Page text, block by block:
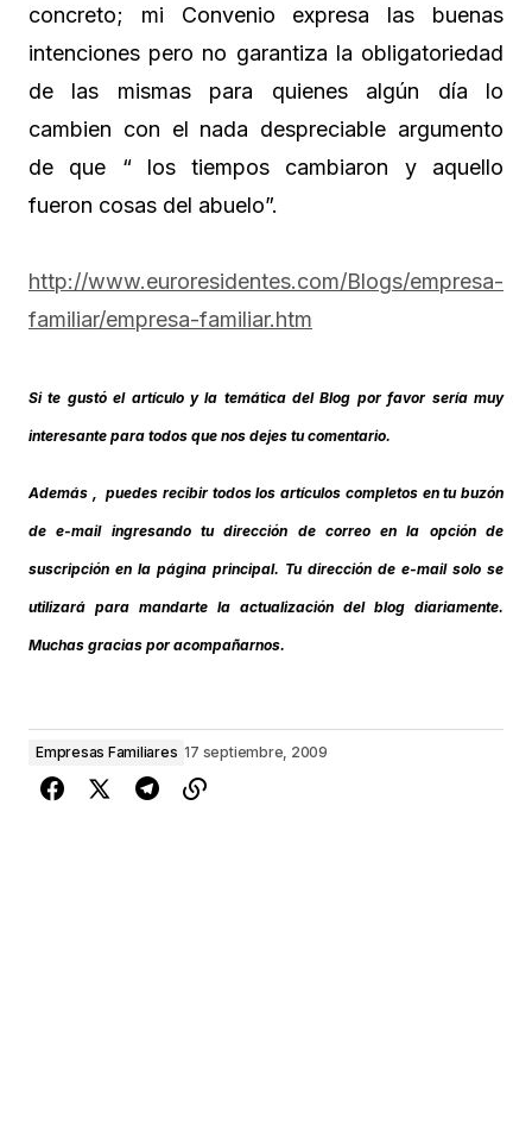
concreto; mi Convenio expresa las buenas
intenciones pero no garantiza la obligatoriedad
de las mismas para quienes algún día lo
cambien con el nada despreciable argumento
de que “ los tiempos cambiaron y aquello
fueron cosas del abuelo”.
http://www.euroresidentes.com/Blogs/empresa-
familiar/empresa-familiar.htm
Si te gustó el artículo y la temática del Blog por favor sería muy
interesante para todos que nos dejes tu comentario.
Además , puedes recibir todos los artículos completos en tu buzón
de e-mail ingresando tu dirección de correo en la opción de
suscripción en la página principal. Tu dirección de e-mail solo se
utilizará para mandarte la actualización del blog diariamente.
Muchas gracias por acompañarnos.
Empresas Familiares 17 septiembre, 2009